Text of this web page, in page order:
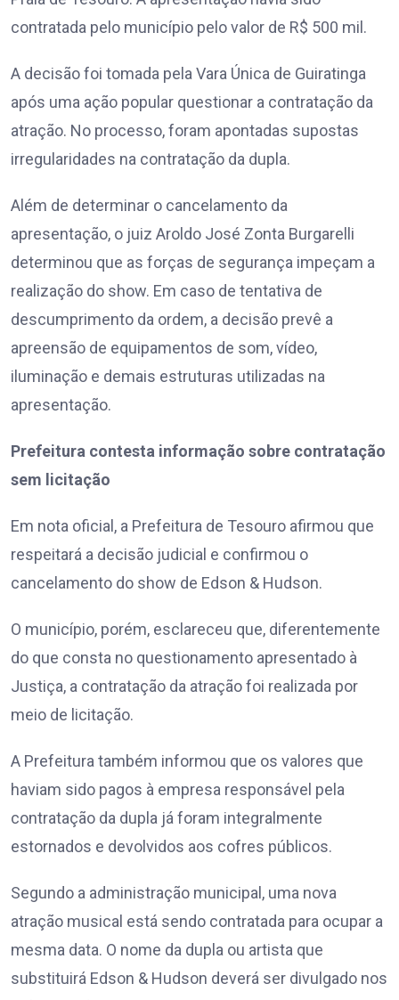
contratada pelo município pelo valor de R$ 500 mil.
A decisão foi tomada pela Vara Única de Guiratinga
após uma ação popular questionar a contratação da
atração. No processo, foram apontadas supostas
irregularidades na contratação da dupla.
Além de determinar o cancelamento da
apresentação, o juiz Aroldo José Zonta Burgarelli
determinou que as forças de segurança impeçam a
realização do show. Em caso de tentativa de
descumprimento da ordem, a decisão prevê a
apreensão de equipamentos de som, vídeo,
iluminação e demais estruturas utilizadas na
apresentação.
Prefeitura contesta informação sobre contratação
sem licitação
Em nota oficial, a Prefeitura de Tesouro afirmou que
respeitará a decisão judicial e confirmou o
cancelamento do show de Edson & Hudson.
O município, porém, esclareceu que, diferentemente
do que consta no questionamento apresentado à
Justiça, a contratação da atração foi realizada por
meio de licitação.
A Prefeitura também informou que os valores que
haviam sido pagos à empresa responsável pela
contratação da dupla já foram integralmente
estornados e devolvidos aos cofres públicos.
Segundo a administração municipal, uma nova
atração musical está sendo contratada para ocupar a
mesma data. O nome da dupla ou artista que
substituirá Edson & Hudson deverá ser divulgado nos